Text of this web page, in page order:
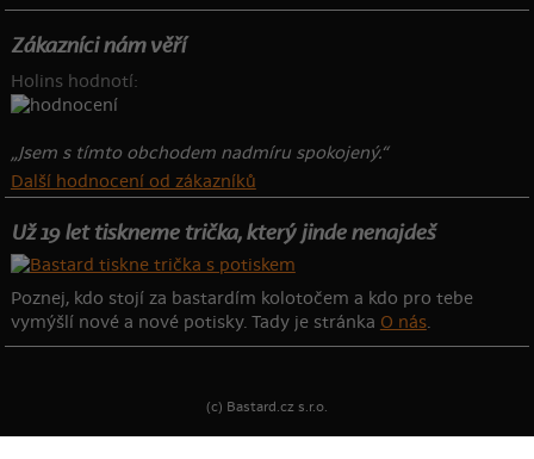
Zákazníci nám věří
Holins hodnotí:
„Jsem s tímto obchodem nadmíru spokojený.“
Další hodnocení od zákazníků
Už 19 let tiskneme trička, který jinde nenajdeš
Poznej, kdo stojí za bastardím kolotočem a kdo pro tebe
vymýšlí nové a nové potisky. Tady je stránka O nás.
(c) Bastard.cz s.r.o.